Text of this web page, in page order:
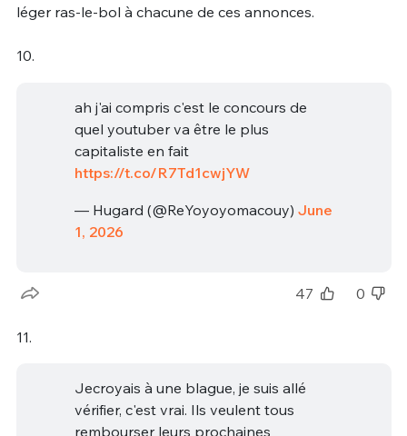
léger ras-le-bol à chacune de ces annonces.
10.
ah j'ai compris c'est le concours de
quel youtuber va être le plus
capitaliste en fait
https://t.co/R7Td1cwjYW
— Hugard (@ReYoyoyomacouy) June
1, 2026
47 0
11.
Jecroyais à une blague, je suis allé
vérifier, c'est vrai. Ils veulent tous
rembourser leurs prochaines